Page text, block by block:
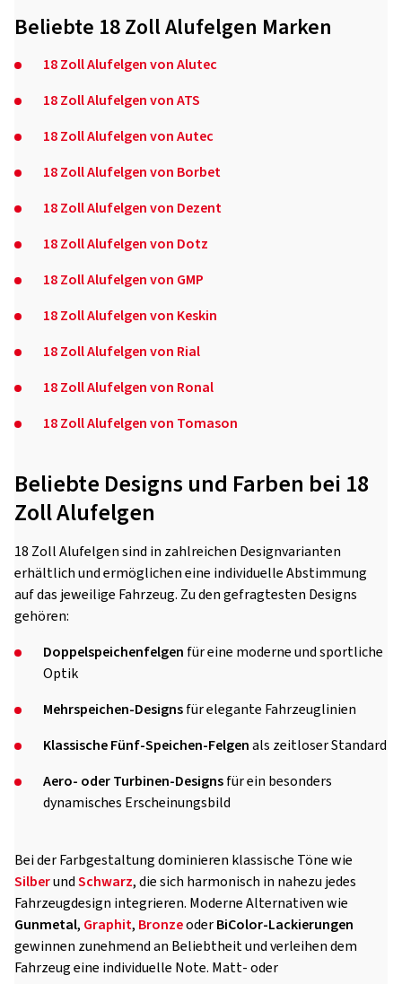
Beliebte 18 Zoll Alufelgen Marken
18 Zoll Alufelgen von Alutec
18 Zoll Alufelgen von ATS
18 Zoll Alufelgen von Autec
18 Zoll Alufelgen von Borbet
18 Zoll Alufelgen von Dezent
18 Zoll Alufelgen von Dotz
18 Zoll Alufelgen von GMP
18 Zoll Alufelgen von Keskin
18 Zoll Alufelgen von Rial
18 Zoll Alufelgen von Ronal
18 Zoll Alufelgen von Tomason
Beliebte Designs und Farben bei 18
Zoll Alufelgen
18 Zoll Alufelgen sind in zahlreichen Designvarianten
erhältlich und ermöglichen eine individuelle Abstimmung
auf das jeweilige Fahrzeug. Zu den gefragtesten Designs
gehören:
Doppelspeichenfelgen für eine moderne und sportliche
Optik
Mehrspeichen-Designsfür elegante Fahrzeuglinien
Klassische Fünf-Speichen-Felgenals zeitloser Standard
Aero- oder Turbinen-Designsfür ein besonders
dynamisches Erscheinungsbild
Bei der Farbgestaltung dominieren klassische Töne wie
SilberundSchwarz, die sich harmonisch in nahezu jedes
Fahrzeugdesign integrieren. Moderne Alternativen wie
Gunmetal, Graphit, BronzeoderBiColor-Lackierungen
gewinnen zunehmend an Beliebtheit und verleihen dem
Fahrzeug eine individuelle Note. Matt- oder